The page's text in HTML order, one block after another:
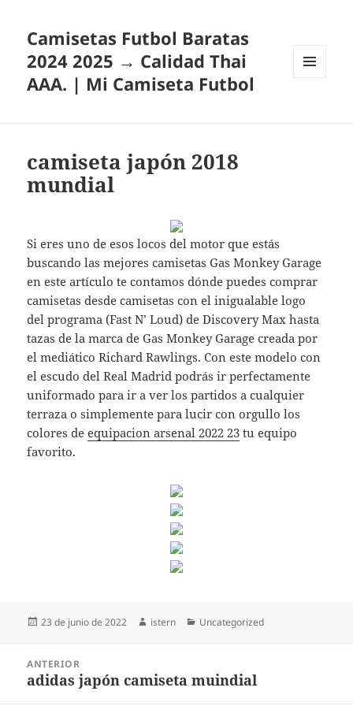
Camisetas Futbol Baratas
2024 2025 → Calidad Thai
AAA. | Mi Camiseta Futbol
camiseta japón 2018
mundial
Si eres uno de esos locos del motor que estás
buscando las mejores camisetas Gas Monkey Garage
en este artículo te contamos dónde puedes comprar
camisetas desde camisetas con el inigualable logo
del programa (Fast N’ Loud) de Discovery Max hasta
tazas de la marca de Gas Monkey Garage creada por
el mediático Richard Rawlings. Con este modelo con
el escudo del Real Madrid podrás ir perfectamente
uniformado para ir a ver los partidos a cualquier
terraza o simplemente para lucir con orgullo los
colores deequipacion arsenal 2022 23 tu equipo
favorito.
Publicado
23 de junio de 2022 Autor
istern Categorías
Uncategorized
entradas
ANTERIOR
Entrada
adidas japón camiseta muindial